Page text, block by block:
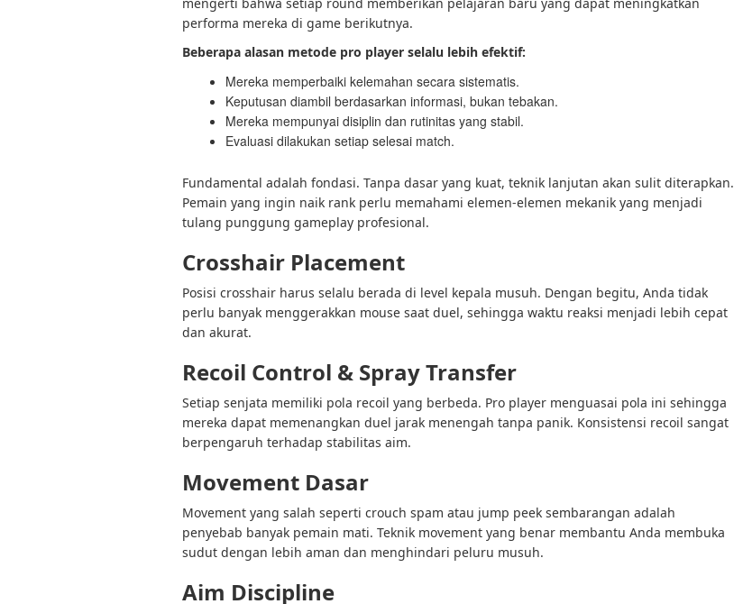
performa mereka di game berikutnya.
Beberapa alasan metode pro player selalu lebih efektif:
Mereka memperbaiki kelemahan secara sistematis.
Keputusan diambil berdasarkan informasi, bukan tebakan.
Mereka mempunyai disiplin dan rutinitas yang stabil.
Evaluasi dilakukan setiap selesai match.
Fundamental adalah fondasi. Tanpa dasar yang kuat, teknik lanjutan akan sulit diterapkan.
Pemain yang ingin naik rank perlu memahami elemen-elemen mekanik yang menjadi
tulang punggung gameplay profesional.
Crosshair Placement
Posisi crosshair harus selalu berada di level kepala musuh. Dengan begitu, Anda tidak
perlu banyak menggerakkan mouse saat duel, sehingga waktu reaksi menjadi lebih cepat
dan akurat.
Recoil Control & Spray Transfer
Setiap senjata memiliki pola recoil yang berbeda. Pro player menguasai pola ini sehingga
mereka dapat memenangkan duel jarak menengah tanpa panik. Konsistensi recoil sangat
berpengaruh terhadap stabilitas aim.
Movement Dasar
Movement yang salah seperti crouch spam atau jump peek sembarangan adalah
penyebab banyak pemain mati. Teknik movement yang benar membantu Anda membuka
sudut dengan lebih aman dan menghindari peluru musuh.
Aim Discipline